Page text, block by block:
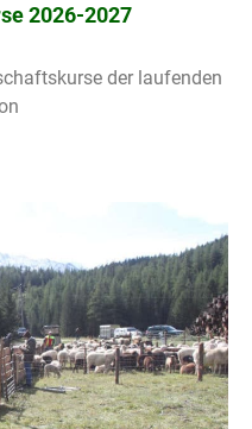
2026-2027
der laufenden